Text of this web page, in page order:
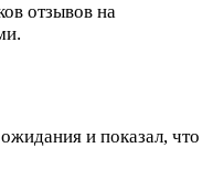
отзывов на
и показал, что